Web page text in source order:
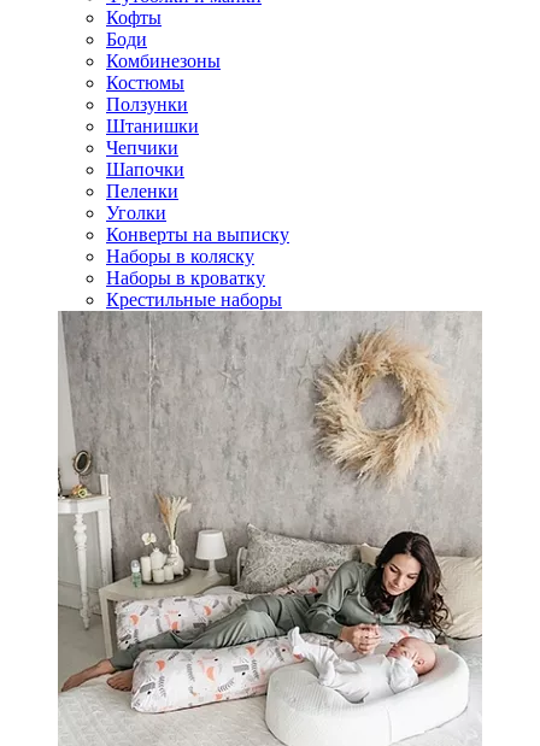
Кофты
Боди
Комбинезоны
Костюмы
Ползунки
Штанишки
Чепчики
Шапочки
Пеленки
Уголки
Конверты на выписку
Наборы в коляску
Наборы в кроватку
Крестильные наборы